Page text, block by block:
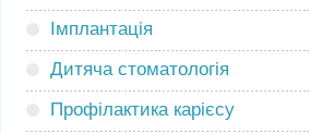
Імплантація
Дитяча стоматологія
Профілактика карієсу